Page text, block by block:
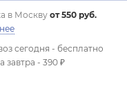
в Москву от 550 руб.
сегодня - бесплатно
завтра - 390 ₽